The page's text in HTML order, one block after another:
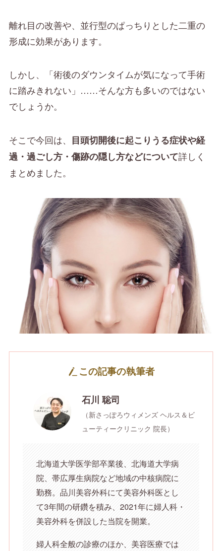
離れ目の改善や、並行型のぱっちりとした二重の
形成に効果があります。
しかし、「術後のダウンタイムが気になって手術
に踏みきれない」……そんな方も多いのではない
でしょうか。
そこで今回は、 目頭切開後に起こりうる症状や経
過・過ごし方・傷跡の隠し方などについて詳しく
まとめました。
この記事の執筆者
石川 聡司
（新さっぽろウィメンズ ヘルス＆ビ
ューティークリニック 院長）
北海道大学医学部卒業後、北海道大学病
院、帯広厚生病院など地域の中核病院に
勤務。品川美容外科にて美容外科医とし
て3年間の研鑽を積み、2021年に婦人科・
美容外科を併設した当院を開業。
婦人科全般の診療のほか、美容医療では